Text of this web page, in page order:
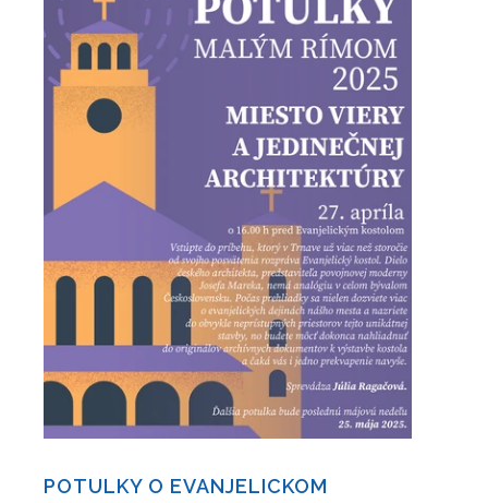
POTULKY O EVANJELICKOM